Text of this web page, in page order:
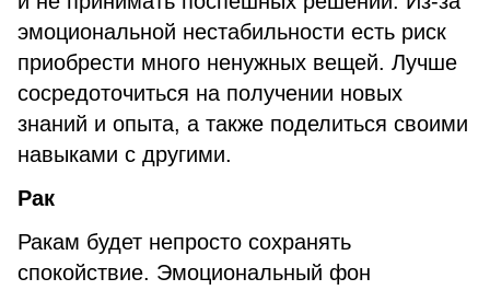
эмоциональной нестабильности есть риск
приобрести много ненужных вещей. Лучше
сосредоточиться на получении новых
знаний и опыта, а также поделиться своими
навыками с другими.
Рак
Ракам будет непросто сохранять
спокойствие. Эмоциональный фон